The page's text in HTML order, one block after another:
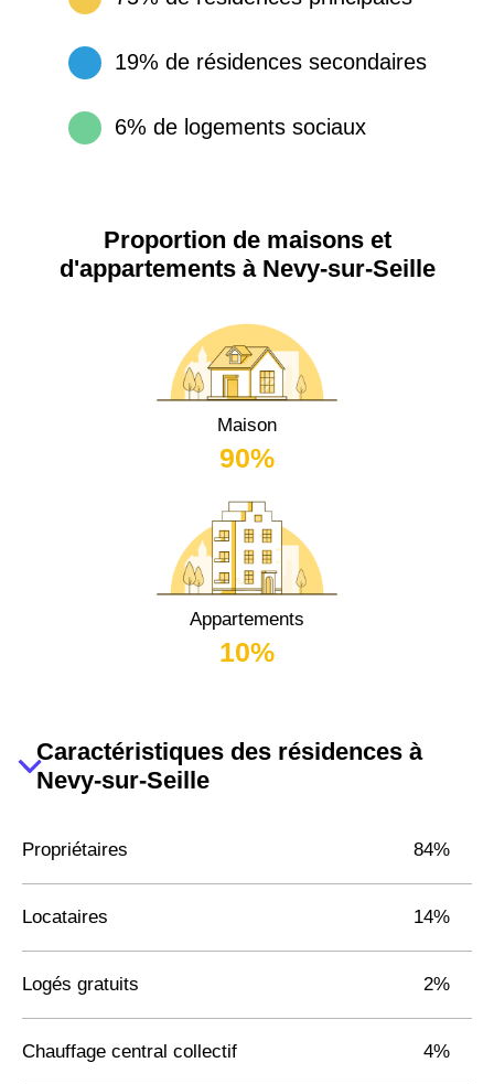
19% de résidences secondaires
6% de logements sociaux
Proportion de maisons et
d'appartements à Nevy-sur-Seille
Maison
90%
Appartements
10%
Caractéristiques des résidences à
Nevy-sur-Seille
Propriétaires 84%
Locataires 14%
Logés gratuits 2%
Chauffage central collectif 4%